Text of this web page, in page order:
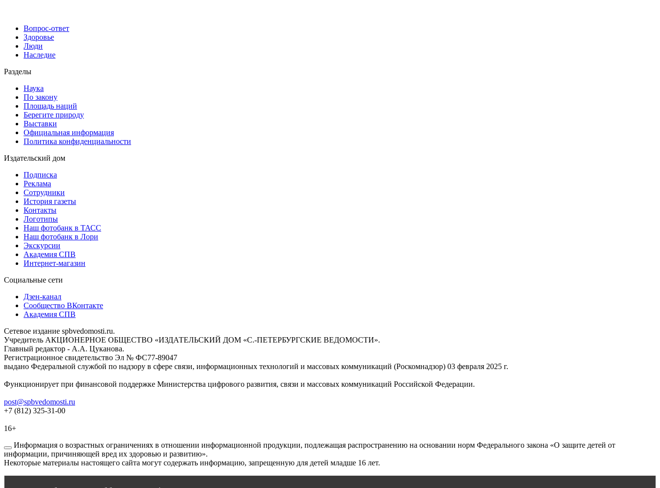
Вопрос-ответ
Здоровье
Люди
Наследие
Разделы
Наука
По закону
Площадь наций
Берегите природу
Выставки
Официальная информация
Политика конфиденциальности
Издательский дом
Подписка
Реклама
Сотрудники
История газеты
Контакты
Логотипы
Наш фотобанк в ТАСС
Наш фотобанк в Лори
Экскурсии
Академия СПВ
Интернет-магазин
Социальные сети
Дзен-канал
Сообщество ВКонтакте
Академия СПВ
Сетевое издание spbvedomosti.ru.
Учредитель АКЦИОНЕРНОЕ ОБЩЕСТВО «ИЗДАТЕЛЬСКИЙ ДОМ «С.-ПЕТЕРБУРГСКИЕ ВЕДОМОСТИ».
Главный редактор - А.А. Цуканова.
Регистрационное свидетельство Эл № ФС77-89047
выдано Федеральной службой по надзору в сфере связи, информационных технологий и массовых коммуникаций (Роскомнадзор) 03 февраля 2025 г.
Функционирует при финансовой поддержке Министерства цифрового развития, связи и массовых коммуникаций Российской Федерации.
post@spbvedomosti.ru
+7 (812) 325-31-00
16+
Информация о возрастных ограничениях в отношении информационной продукции, подлежащая распространению на основании норм Федерального закона «О защите детей от
информации, причиняющей вред их здоровью и развитию».
Некоторые материалы настоящего сайта могут содержать информацию, запрещенную для детей младше 16 лет.